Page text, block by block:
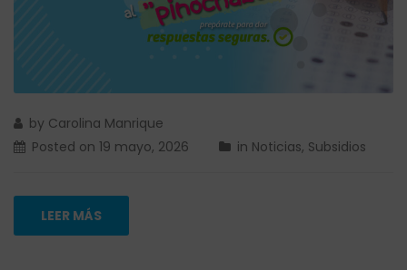
by Carolina Manrique
Posted on 19 mayo, 2026 in Noticias, Subsidios
LEER MÁS